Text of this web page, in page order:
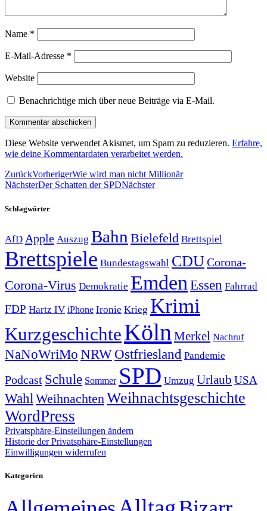
Name *
E-Mail-Adresse *
Website
Benachrichtige mich über neue Beiträge via E-Mail.
Diese Website verwendet Akismet, um Spam zu reduzieren. Erfahre,
wie deine Kommentardaten verarbeitet werden.
ZurückVorherigerWie wird man nicht Millionär
NächsterDer Schatten der SPDNächster
Schlagwörter
AfD Apple Auszug Bahn Bielefeld Brettspiel
Brettspiele Bundestagswahl CDUCorona-
Corona-Virus Demokratie Emden Essen Fahrrad
FDP Hartz IV iPhone Ironie Krieg Krimi
KurzgeschichteKöln Merkel Nachruf
NaNoWriMo NRWOstfriesland Pandemie
Podcast Schule Sommer SPD Umzug Urlaub USA
Wahl Weihnachten Weihnachtsgeschichte
WordPress
Privatsphäre-Einstellungen ändern
Historie der Privatsphäre-Einstellungen
Einwilligungen widerrufen
Kategorien